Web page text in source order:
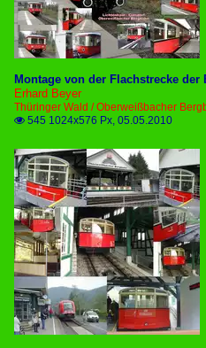
Montage von der Flachstrecke der
Erhard Beyer
Thüringer Wald / Oberweißbacher
 545 1024x576 Px, 05.05.2010